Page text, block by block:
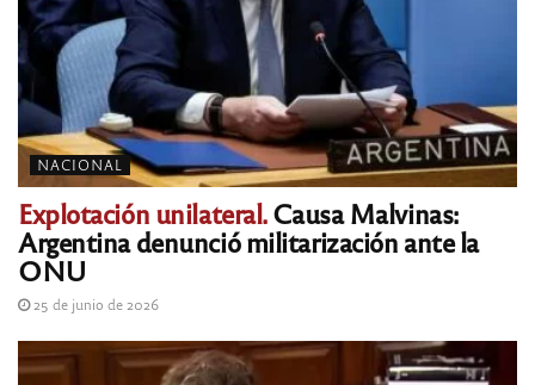
NACIONAL
Explotación unilateral.Causa Malvinas:
Argentina denunció militarización ante la
ONU
25 de junio de 2026